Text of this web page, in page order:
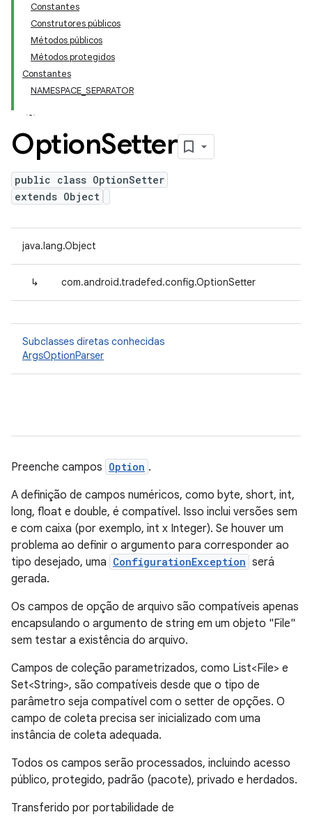
Constantes
Construtores públicos
Métodos públicos
Métodos protegidos
Constantes
NAMESPACE_SEPARATOR
OptionSetter
public class OptionSetter
extends Object
java.lang.Object
↳ com.android.tradefed.config.OptionSetter
Subclasses diretas conhecidas
ArgsOptionParser
Preenche campos Option .
A definição de campos numéricos, como byte, short, int,
long, float e double, é compatível. Isso inclui versões sem
e com caixa (por exemplo, int x Integer). Se houver um
problema ao definir o argumento para corresponder ao
tipo desejado, uma ConfigurationException será
gerada.
Os campos de opção de arquivo são compatíveis apenas
encapsulando o argumento de string em um objeto "File"
sem testar a existência do arquivo.
Campos de coleção parametrizados, como List<File> e
Set<String>, são compatíveis desde que o tipo de
parâmetro seja compatível com o setter de opções. O
campo de coleta precisa ser inicializado com uma
instância de coleta adequada.
Todos os campos serão processados, incluindo acesso
público, protegido, padrão (pacote), privado e herdados.
Transferido por portabilidade de